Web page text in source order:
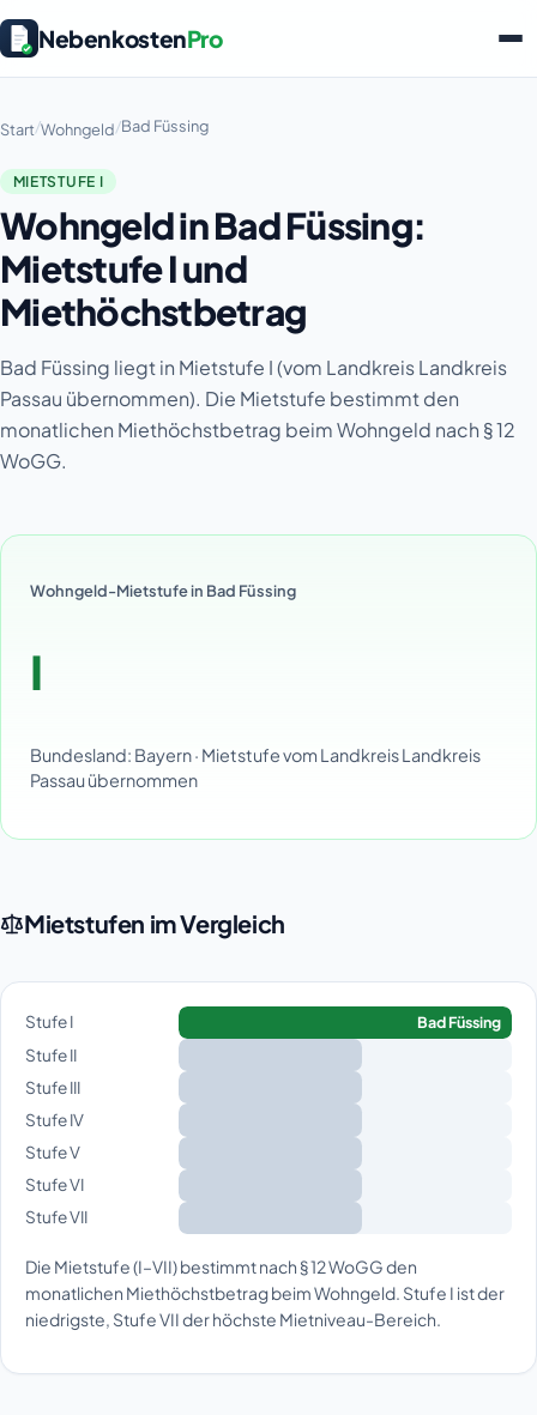
NebenkostenPro
Start/Wohngeld/Bad Füssing
MIETSTUFE I
Wohngeld in Bad Füssing:
Mietstufe I und
Miethöchstbetrag
Bad Füssing liegt in Mietstufe I (vom Landkreis Landkreis
Passau übernommen). Die Mietstufe bestimmt den
monatlichen Miethöchstbetrag beim Wohngeld nach § 12
WoGG.
Wohngeld-Mietstufe in Bad Füssing
I
Bundesland: Bayern · Mietstufe vom Landkreis Landkreis
Passau übernommen
Mietstufen im Vergleich
Stufe I Bad Füssing
Stufe II
Stufe III
Stufe IV
Stufe V
Stufe VI
Stufe VII
Die Mietstufe (I–VII) bestimmt nach § 12 WoGG den
monatlichen Miethöchstbetrag beim Wohngeld. Stufe I ist der
niedrigste, Stufe VII der höchste Mietniveau-Bereich.